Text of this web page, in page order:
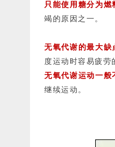
只能使用糖分为燃
竭的原因之一。
无氧代谢的最大缺
度运动时容易疲劳
无氧代谢运动一般
继续运动。